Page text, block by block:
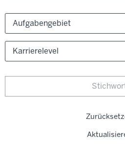
Aufgabengebiet
Karrierelevel